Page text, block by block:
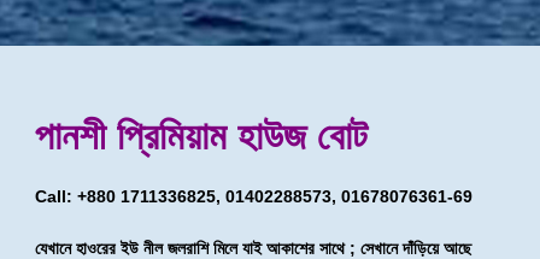
পানশী প্রিমিয়াম হাউজ বোট
Call: +880 1711336825, 01402288573, 01678076361-69
যেখানে হাওরের ইউ নীল জলরাশি মিলে যাই আকাশের সাথে ; সেখানে দাঁড়িয়ে আছে